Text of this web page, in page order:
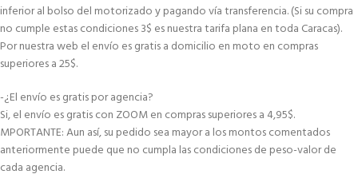
inferior al bolso del motorizado y pagando vía transferencia. (Si su compra
no cumple estas condiciones 3$ es nuestra tarifa plana en toda Caracas).
Por nuestra web el envío es gratis a domicilio en moto en compras
superiores a 25$.
-¿El envío es gratis por agencia?
Si, el envío es gratis con ZOOM en compras superiores a 4,95$.
MPORTANTE: Aun así, su pedido sea mayor a los montos comentados
anteriormente puede que no cumpla las condiciones de peso-valor de
cada agencia.